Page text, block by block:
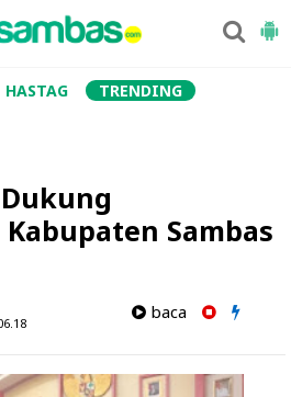
HASTAG TRENDING
Dukung
Sambas
baca